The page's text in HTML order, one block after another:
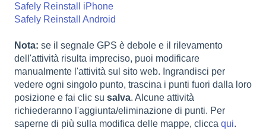
Safely Reinstall iPhone
Safely Reinstall Android
Nota: se il segnale GPS è debole e il rilevamento
dell'attività risulta impreciso, puoi modificare
manualmente l'attività sul sito web. Ingrandisci per
vedere ogni singolo punto, trascina i punti fuori dalla loro
posizione e fai clic su salva. Alcune attività
richiederanno l'aggiunta/eliminazione di punti. Per
saperne di più sulla modifica delle mappe, clicca qui.